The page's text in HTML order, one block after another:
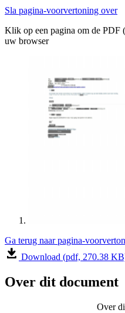
Sla pagina-voorvertoning over
Klik op een pagina om de PDF
uw browser
Ga terug naar pagina-
Download (pdf, 270.38
Over dit document
Over